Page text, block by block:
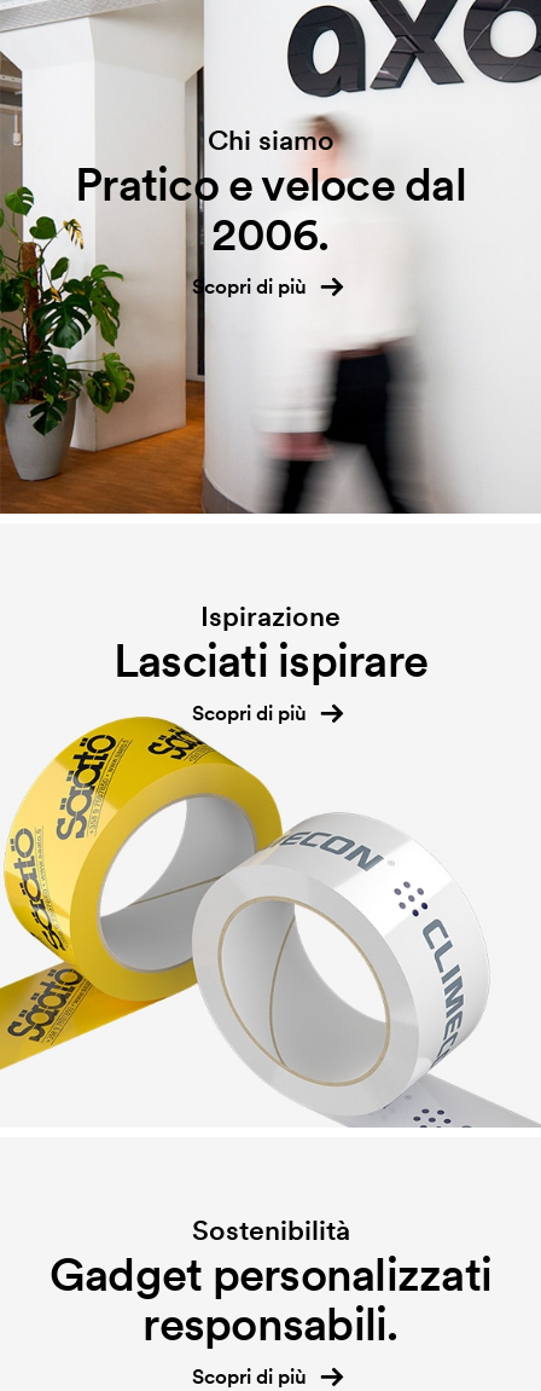
Chi siamo
Pratico e veloce dal
2006.
Scopri di più
Ispirazione
Lasciati ispirare
Scopri di più
Sostenibilità
Gadget personalizzati
responsabili.
Scopri di più